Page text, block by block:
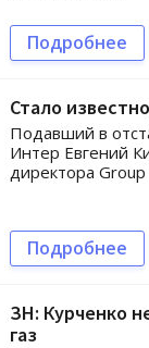
Подробнее
Стало
Подавший в
Интер Евгений
директора Group
Подробнее
ЗН: Курченко
газ